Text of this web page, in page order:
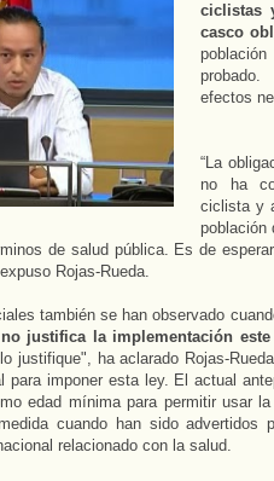
ciclistas
casco
efectos
“La
no ha
ciclista y
población
de salud pública. Es de
Rojas-Rueda.
también se han observado
justifica la implementación
justifique", ha aclarado Rojas-
para imponer esta ley. El actual
edad mínima para permitir usar
cuando han sido advertidos
relacionado con la salud.